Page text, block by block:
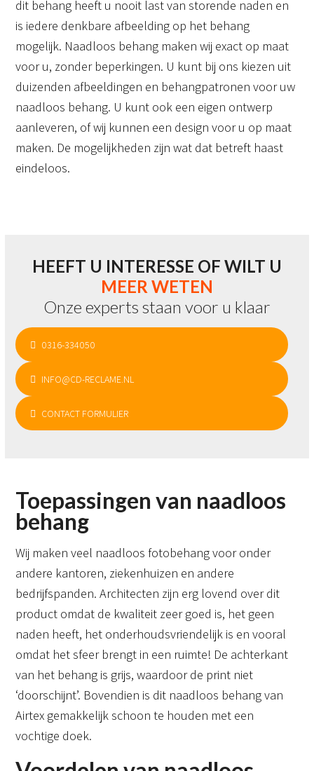
dit behang heeft u nooit last van storende naden en
is iedere denkbare afbeelding op het behang
mogelijk. Naadloos behang maken wij exact op maat
voor u, zonder beperkingen. U kunt bij ons kiezen uit
duizenden afbeeldingen en behangpatronen voor uw
naadloos behang. U kunt ook een eigen ontwerp
aanleveren, of wij kunnen een design voor u op maat
maken. De mogelijkheden zijn wat dat betreft haast
eindeloos.
HEEFT U INTERESSE OF WILT U
MEER WETEN
Onze experts staan voor u klaar
0316-334050
INFO@CD-RECLAME.NL
CONTACT FORMULIER
Toepassingen van naadloos
behang
Wij maken veel naadloos fotobehang voor onder
andere kantoren, ziekenhuizen en andere
bedrijfspanden. Architecten zijn erg lovend over dit
product omdat de kwaliteit zeer goed is, het geen
naden heeft, het onderhoudsvriendelijk is en vooral
omdat het sfeer brengt in een ruimte! De achterkant
van het behang is grijs, waardoor de print niet
‘doorschijnt’. Bovendien is dit naadloos behang van
Airtex gemakkelijk schoon te houden met een
vochtige doek.